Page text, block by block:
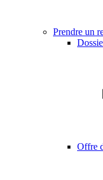
Prendre un
Offre